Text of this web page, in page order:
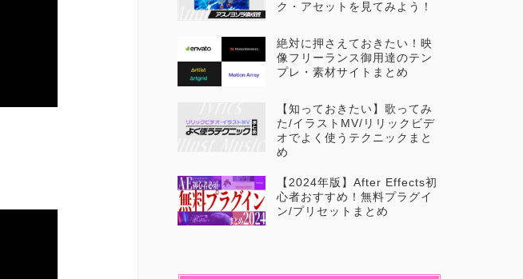
ク・アセットを見てみよう！
絶対に押さえておきたい！映
像フリーランス御用達のテン
プレ・素材サイトまとめ
【知っておきたい】歌ってみ
た/イラストMV/リリックビデ
オでよく使うテクニックまと
め
【2024年版】After Effects初
心者おすすめ！無料プラグイ
ン/プリセットまとめ